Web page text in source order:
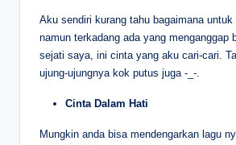
Aku sendiri kurang tahu bagaimana
namun terkadang ada yang menganggap
sejati saya, ini cinta yang aku cari-cari.
ujung-ujungnya kok putus juga -_-.
Cinta Dalam Hati
Mungkin anda bisa mendengarkan lagu